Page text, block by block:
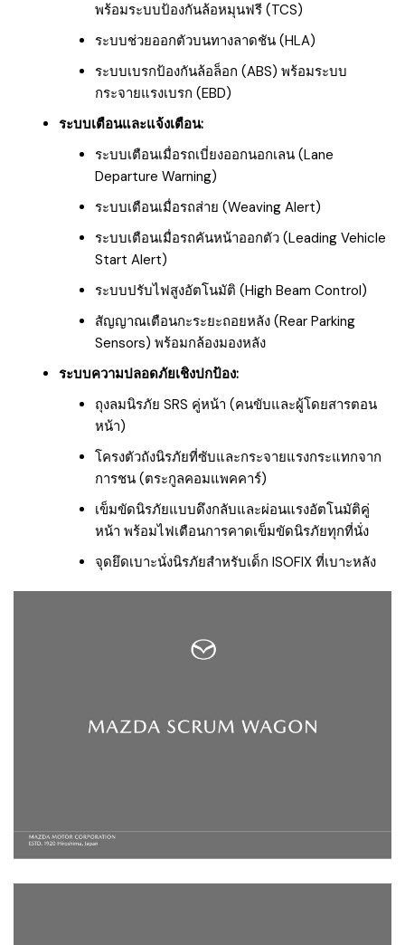
พร้อมระบบป้องกันล้อหมุนฟรี (TCS)
ระบบช่วยออกตัวบนทางลาดชัน (HLA)
ระบบเบรกป้องกันล้อล็อก (ABS) พร้อมระบบ
กระจายแรงเบรก (EBD)
ระบบเตือนและแจ้งเตือน:
ระบบเตือนเมื่อรถเบี่ยงออกนอกเลน (Lane
Departure Warning)
ระบบเตือนเมื่อรถส่าย (Weaving Alert)
ระบบเตือนเมื่อรถคันหน้าออกตัว (Leading Vehicle
Start Alert)
ระบบปรับไฟสูงอัตโนมัติ (High Beam Control)
สัญญาณเตือนกะระยะถอยหลัง (Rear Parking
Sensors) พร้อมกล้องมองหลัง
ระบบความปลอดภัยเชิงปกป้อง:
ถุงลมนิรภัย SRS คู่หน้า (คนขับและผู้โดยสารตอน
หน้า)
โครงตัวถังนิรภัยที่ซับและกระจายแรงกระแทกจาก
การชน (ตระกูลคอมแพคคาร์)
เข็มขัดนิรภัยแบบดึงกลับและผ่อนแรงอัตโนมัติคู่
หน้า พร้อมไฟเตือนการคาดเข็มขัดนิรภัยทุกที่นั่ง
จุดยึดเบาะนั่งนิรภัยสำหรับเด็ก ISOFIX ที่เบาะหลัง